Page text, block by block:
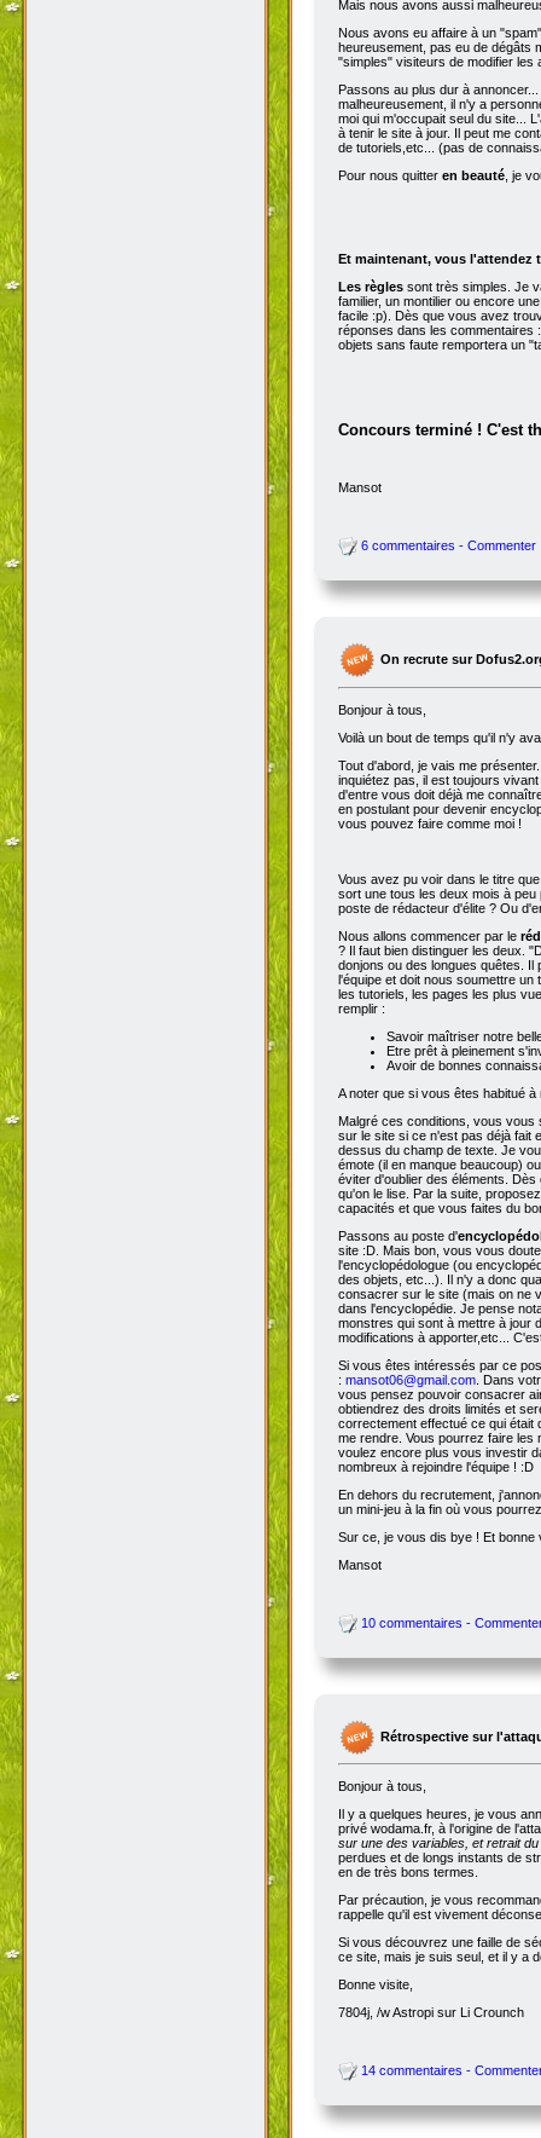
Mais nous avons aussi
Nous avons eu affaire à un
heureusement, pas eu de dégâts
"simples" visiteurs de modifier
Passons au plus dur à
malheureusement, il n'y a
moi qui m'occupait seul du site...
à tenir le site à jour. Il peut me
de tutoriels,etc... (pas de
Pour nous quitter en beauté, je
Et maintenant, vous l'attendez
Les règles sont très simples. Je
familier, un montilier ou encore
facile :p). Dès que vous avez
réponses dans les commentaires
objets sans faute remportera un
Concours terminé ! C'est
Mansot
6 commentaires - Commenter
On recrute sur
Bonjour à tous,
Voilà un bout de temps qu'il n'y
Tout d'abord, je vais me
inquiétez pas, il est toujours
d'entre vous doit déjà me
en postulant pour devenir
vous pouvez faire comme moi !
Vous avez pu voir dans le titre
sort une tous les deux mois à
poste de rédacteur d'élite ? Ou
Nous allons commencer par le
? Il faut bien distinguer les deux.
donjons ou des longues quêtes. Il
l'équipe et doit nous soumettre un
les tutoriels, les pages les plus
remplir :
Savoir maîtriser notre
Etre prêt à pleinement
Avoir de bonnes
A noter que si vous êtes habitué
Malgré ces conditions, vous
sur le site si ce n'est pas déjà fait
dessus du champ de texte. Je
émote (il en manque beaucoup)
éviter d'oublier des éléments.
qu'on le lise. Par la suite,
capacités et que vous faites du
Passons au poste d'
site :D. Mais bon, vous vous
l'encyclopédologue (ou
des objets, etc...). Il n'y a donc
consacrer sur le site (mais on ne
dans l'encyclopédie. Je pense
monstres qui sont à mettre à jour
modifications à apporter,etc...
Si vous êtes intéressés par ce
: mansot06@gmail.com . Dans
vous pensez pouvoir consacrer
obtiendrez des droits limités et
correctement effectué ce qui
me rendre. Vous pourrez faire les
voulez encore plus vous investir
nombreux à rejoindre l'équipe ! :D
En dehors du recrutement,
un mini-jeu à la fin où vous
Sur ce, je vous dis bye ! Et bonne
Mansot
10 commentaires -
Rétrospective sur
Bonjour à tous,
Il y a quelques heures, je vous
privé wodama.fr, à l'origine de
sur une des variables, et retrait
perdues et de longs instants de
en de très bons termes.
Par précaution, je vous
rappelle qu'il est vivement
Si vous découvrez une faille de
ce site, mais je suis seul, et il y a
Bonne visite,
7804j, /w Astropi sur Li Crounch
14 commentaires -